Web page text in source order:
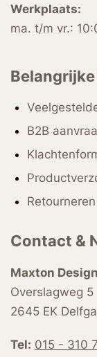
Werkplaats:
ma. t/m vr.:
B2B
Retourneren
Contact &
Maxton
Overslagweg 5
2645 EK
Tel: 015 - 310